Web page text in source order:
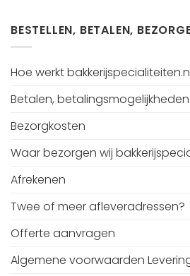
BESTELLEN, BETALEN,
Hoe werkt
Betalen, betalingsmogelijkheden
Bezorgkosten
Waar bezorgen wij
Afrekenen
Twee of meer afleveradressen?
Offerte aanvragen
Algemene voorwaarden